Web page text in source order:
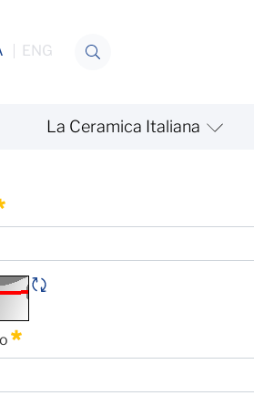
ENG
La Ceramica Italiana